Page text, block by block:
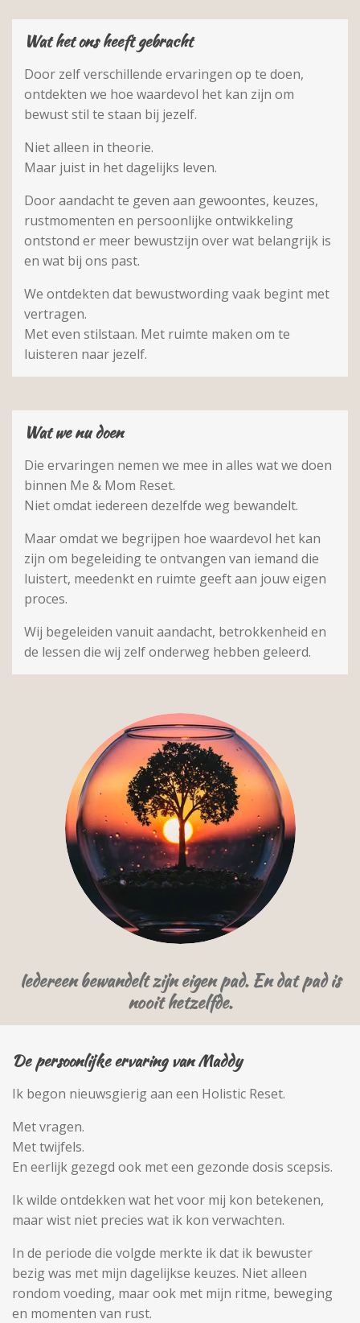
Wat het ons heeft gebracht
Door zelf verschillende ervaringen op te doen,
ontdekten we hoe waardevol het kan zijn om
bewust stil te staan bij jezelf.
Niet alleen in theorie.
Maar juist in het dagelijks leven.
Door aandacht te geven aan gewoontes, keuzes,
rustmomenten en persoonlijke ontwikkeling
ontstond er meer bewustzijn over wat belangrijk is
en wat bij ons past.
We ontdekten dat bewustwording vaak begint met
vertragen.
Met even stilstaan. Met ruimte maken om te
luisteren naar jezelf.
Wat we nu doen
Die ervaringen nemen we mee in alles wat we doen
binnen Me & Mom Reset.
Niet omdat iedereen dezelfde weg bewandelt.
Maar omdat we begrijpen hoe waardevol het kan
zijn om begeleiding te ontvangen van iemand die
luistert, meedenkt en ruimte geeft aan jouw eigen
proces.
Wij begeleiden vanuit aandacht, betrokkenheid en
de lessen die wij zelf onderweg hebben geleerd.
Iedereen bewandelt zijn eigen pad. En dat pad is
nooit hetzelfde.
De persoonlijke ervaring van Maddy
Ik begon nieuwsgierig aan een Holistic Reset.
Met vragen.
Met twijfels.
En eerlijk gezegd ook met een gezonde dosis scepsis.
Ik wilde ontdekken wat het voor mij kon betekenen,
maar wist niet precies wat ik kon verwachten.
In de periode die volgde merkte ik dat ik bewuster
bezig was met mijn dagelijkse keuzes. Niet alleen
rondom voeding, maar ook met mijn ritme, beweging
en momenten van rust.